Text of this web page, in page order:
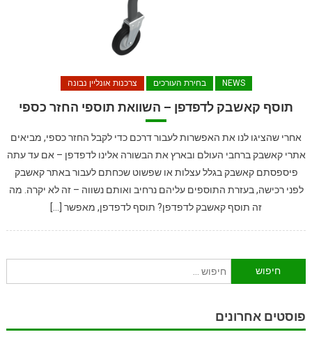
NEWS בחירת העורכים צרכנות אונליין נבונה
תוסף קאשבק לדפדפן – השוואת תוספי החזר כספי
אחרי שהציגו לנו את האפשרות לעבור דרכם כדי לקבל החזר כספי, מביאים
אתרי קאשבק ברחבי העולם ובארץ את הבשורה אלינו לדפדפן – אם עד עתה
פיספסתם קאשבק בגלל עצלות או שפשוט שכחתם לעבור באתר קאשבק
לפני רכישה, בעזרת התוספים עליהם נרחיב ואותם נשווה – זה לא יקרה. מה
זה תוסף קאשבק לדפדפן? תוסף לדפדפן, מאפשר […]
חיפוש:
פוסטים אחרונים